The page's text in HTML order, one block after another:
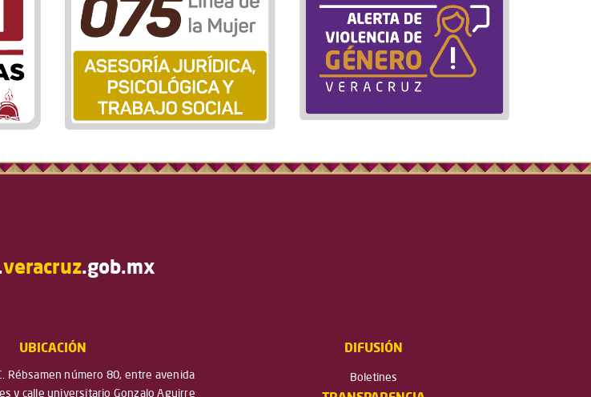
veracruz.gob.mx
UBICACIÓN
Rébsamen número 80, entre avenida
y calle universitario Gonzalo Aguirre
DIFUSIÓN
Boletines